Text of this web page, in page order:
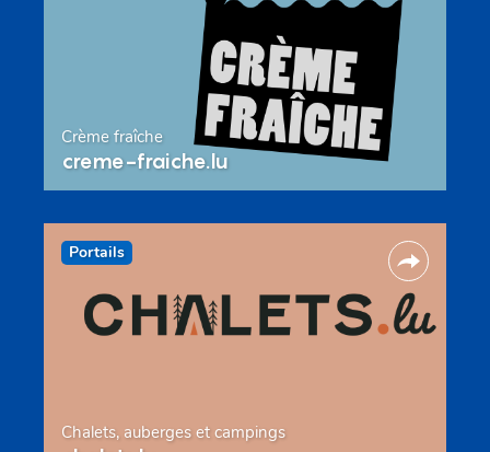
Crème fraîche
creme-fraiche.lu
Portails
Chalets, auberges et campings